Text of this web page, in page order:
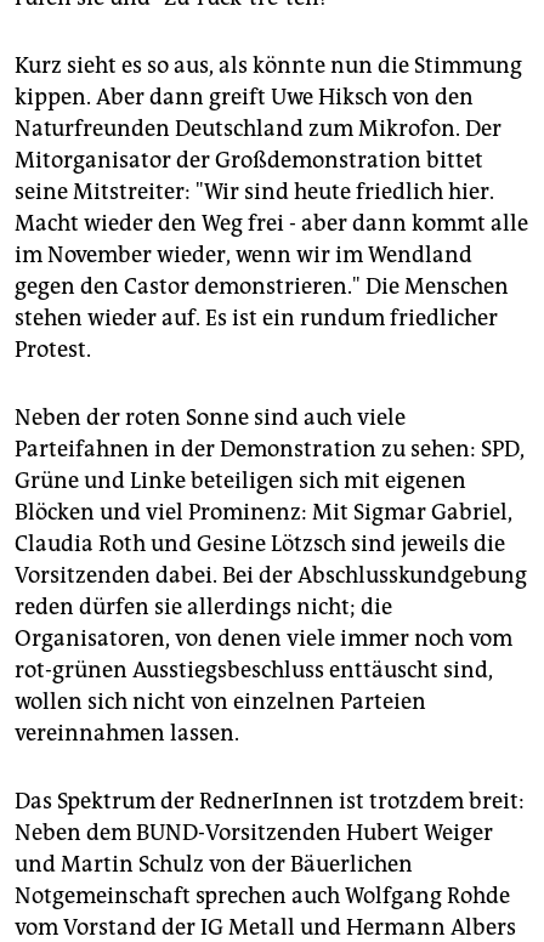
Kurz sieht es so aus, als könnte nun die Stimmung
kippen. Aber dann greift Uwe Hiksch von den
Naturfreunden Deutschland zum Mikrofon. Der
Mitorganisator der Großdemonstration bittet
seine Mitstreiter: "Wir sind heute friedlich hier.
Macht wieder den Weg frei - aber dann kommt alle
im November wieder, wenn wir im Wendland
gegen den Castor demonstrieren." Die Menschen
stehen wieder auf. Es ist ein rundum friedlicher
Protest.
Neben der roten Sonne sind auch viele
Parteifahnen in der Demonstration zu sehen: SPD,
Grüne und Linke beteiligen sich mit eigenen
Blöcken und viel Prominenz: Mit Sigmar Gabriel,
Claudia Roth und Gesine Lötzsch sind jeweils die
Vorsitzenden dabei. Bei der Abschlusskundgebung
reden dürfen sie allerdings nicht; die
Organisatoren, von denen viele immer noch vom
rot-grünen Ausstiegsbeschluss enttäuscht sind,
wollen sich nicht von einzelnen Parteien
vereinnahmen lassen.
Das Spektrum der RednerInnen ist trotzdem breit:
Neben dem BUND-Vorsitzenden Hubert Weiger
und Martin Schulz von der Bäuerlichen
Notgemeinschaft sprechen auch Wolfgang Rohde
vom Vorstand der IG Metall und Hermann Albers